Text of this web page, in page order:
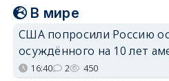
В мире
США попросили Россию
осуждённого на 10 лет
16:40 2 450